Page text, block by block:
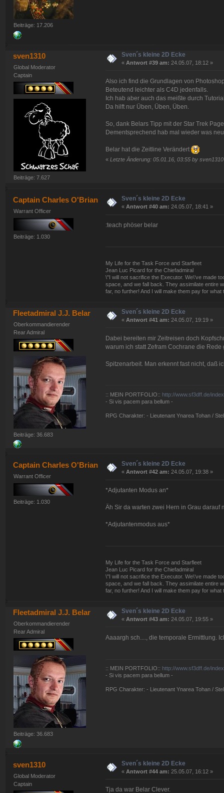
Beiträge: 17.206
sven1310
Global Moderator
Captain
Beiträge: 7.627
Sven´s kleine 2D Ecke
« Antwort #39 am: 24.05.07, 18:12 »
Also ich find die Grundlagen von
Beteutend leichter als C4D jedenfalls.
Ich hab aber auch das meißte durch
Da hilft nur Üben, Üben, Üben.
So, dank Belars Tipp mit der Star Trek
Dementsprechend hab mal wieder was
Belar hat die Zeitline Verändert
« Letzte Änderung: 05.01.16, 03:55 by sven1310
Captain Charles O'Brian
Warrant Officer
Beiträge: 1.030
Sven´s kleine 2D Ecke
« Antwort #40 am: 24.05.07, 18:41 »
:teach phöser belar
My Life for the Task Force and Starfleet
Jean Luc Picard for the Chiefadmiral
\"I will not sacrifice the Executor. We\'ve made
space, and we fall back. They assimilate entire
far, no further! And I will make them pay for what
Fleetadmiral J.J. Belar
Oberkommandierender
Rear Admiral
Beiträge: 36.683
Sven´s kleine 2D Ecke
« Antwort #41 am: 24.05.07, 19:19 »
Dabei bereiten mir Zeitreisen doch
warum ich statt Zefram Cochrane die Rede
Spitzenarbeit. Man erkennt fast nicht, daß
:: MEIN PORTFOLIO:: http://www.sf3dff.de/
- Si vis pacem para bellum -
RPG Charakter: - Lieutenant Ynarea Tohan /
Captain Charles O'Brian
Warrant Officer
Beiträge: 1.030
Sven´s kleine 2D Ecke
«Antwort #42 am: 24.05.07, 19:38 »
*Adjutanten Modus an*
Äh Sir da warten zwei Hern in Grau darauf
*Adjutantenmodus aus*
My Life for the Task Force and Starfleet
Jean Luc Picard for the Chiefadmiral
\"I will not sacrifice the Executor. We\'ve made
space, and we fall back. They assimilate entire
far, no further! And I will make them pay for what
Fleetadmiral J.J. Belar
Oberkommandierender
Rear Admiral
Beiträge: 36.683
Sven´s kleine 2D Ecke
« Antwort #43 am: 24.05.07, 19:55 »
Aaaargh sch...., die temporale Ermittlung.
:: MEIN PORTFOLIO:: http://www.sf3dff.de/
- Si vis pacem para bellum -
RPG Charakter: - Lieutenant Ynarea Tohan /
sven1310
Global Moderator
Captain
Sven´s kleine 2D Ecke
« Antwort #44 am: 25.05.07, 16:12 »
Tja da war Belar Clever.